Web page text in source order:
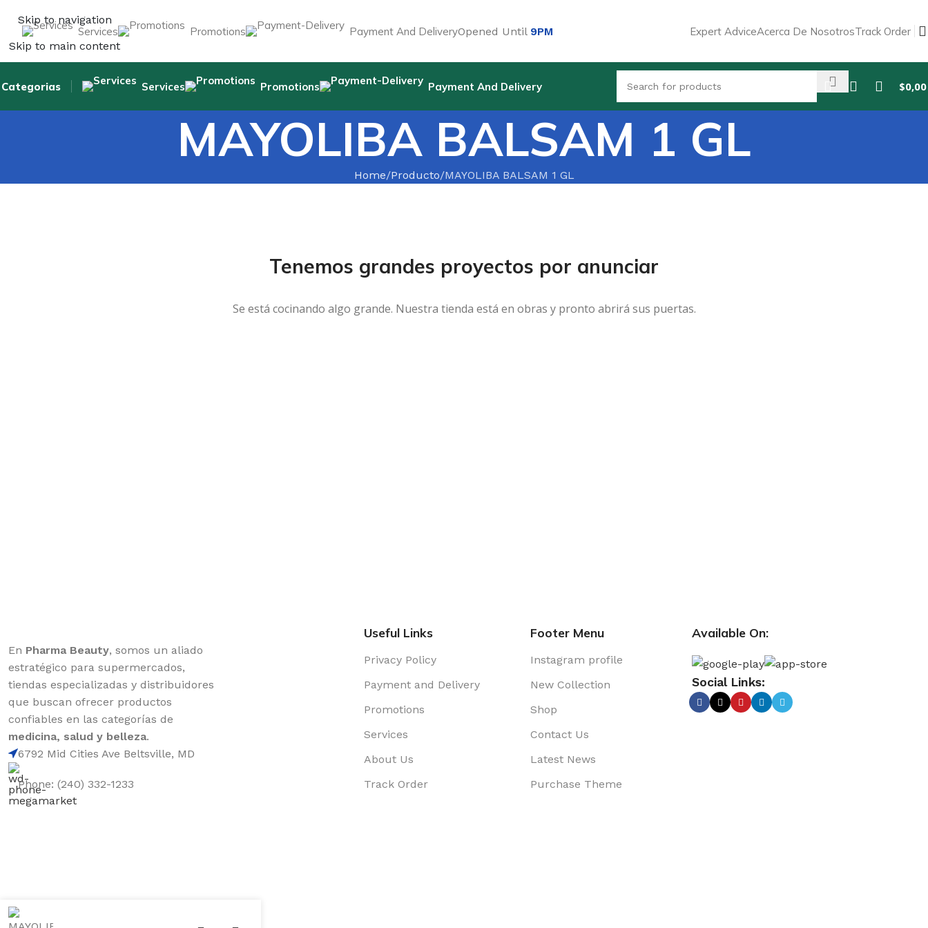
Skip to navigation
Skip to main content
Services Promotions Payment And DeliveryOpened Until 9PM Expert AdviceAcerca De NosotrosTrack Order
Categorias Services Promotions Payment And Delivery $0,00
MAYOLIBA BALSAM 1 GL
Home Producto MAYOLIBA BALSAM 1 GL
Tenemos grandes proyectos por anunciar
Se está cocinando algo grande. Nuestra tienda está en obras y pronto abrirá sus puertas.
En Pharma Beauty, somos un aliado
estratégico para supermercados,
tiendas especializadas y distribuidores
que buscan ofrecer productos
confiables en las categorías de
medicina, salud y belleza.
6792 Mid Cities Ave Beltsville, MD
Phone: (240) 332-1233
Useful Links
Privacy Policy
Payment and Delivery
Promotions
Services
About Us
Track Order
Footer Menu
Instagram profile
New Collection
Shop
Contact Us
Latest News
Purchase Theme
Available On:
Social Links: